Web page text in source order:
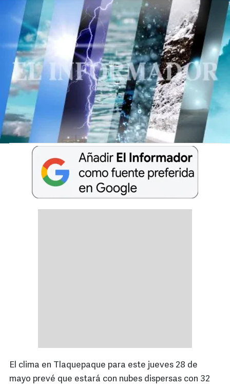
El clima en Tlaquepaque para este jueves 28 de
mayo prevé que estará con nubes dispersas con 32